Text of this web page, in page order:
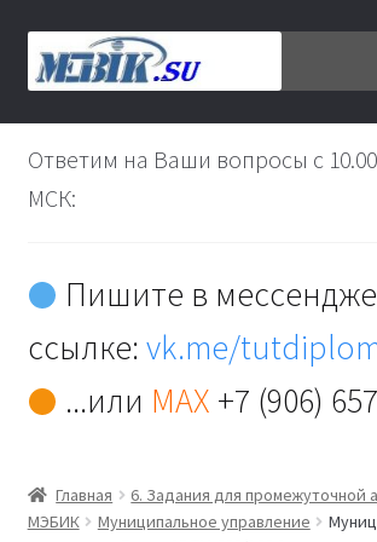
Перейти
к
Перейти
к
Главная
Дипломникам
Контакты
Ответим на Ваши вопросы с 10.00
МСК:
Пишите в
ссылке:vk.me/
...или MAX +7 (906)
Главная
6. Задания для промежуточной
МЭБИК
Муниципальное управление